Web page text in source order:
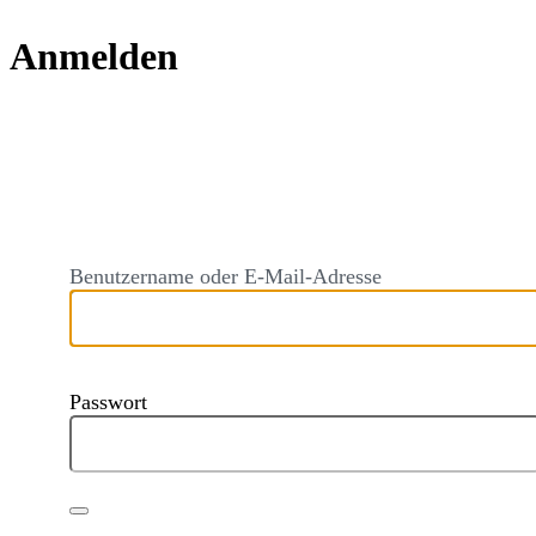
Anmelden
Benutzername oder E-Mail-Adresse
Passwort